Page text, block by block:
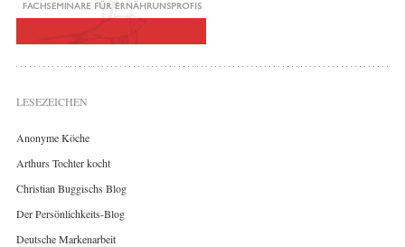
LESEZEICHEN
Anonyme Köche
Arthurs Tochter kocht
Christian Buggischs Blog
Der Persönlichkeits-Blog
Deutsche Markenarbeit